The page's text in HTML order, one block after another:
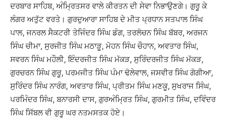
ਦਰਬਾਰ ਸਾਹਿਬ, ਅੰਮ੍ਰਿਤਸਰ ਵਾਲੇ ਕੀਰਤਨ ਦੀ ਸੇਵਾ ਨਿਭਾਉਣਗੇ। ਗੁਰੂ ਕੇ
ਲੰਗਰ ਅਤੁੱਟ ਵਰਤੇ। ਗੁਰਦੁਆਰਾ ਸਾਹਿਬ ਦੇ ਮੀਤ ਪ੍ਰਧਾਨ ਸਤਪਾਲ ਸਿੰਘ
ਪਾਲ, ਜਨਰਲ ਸੈਕਟਰੀ ਤੇਜਿੰਦਰ ਸਿੰਘ ਡੰਗ, ਤਰਲੋਚਨ ਸਿੰਘ ਬੱਬਰ, ਅਰਜਨ
ਸਿੰਘ ਚੀਮਾ, ਸੁਰਜੀਤ ਸਿੰਘ ਮਠਾੜੂ, ਮੋਹਨ ਸਿੰਘ ਚੌਹਾਨ, ਅਵਤਾਰ ਸਿੰਘ,
ਸਵਰਨ ਸਿੰਘ ਮਹੌਲੀ, ਇੰਦਰਜੀਤ ਸਿੰਘ ਮੱਕੜ, ਸੁਰਿੰਦਰਜੀਤ ਸਿੰਘ ਮੱਕੜ,
ਗੁਰਚਰਨ ਸਿੰਘ ਗੁਰੂ, ਪਰਮਜੀਤ ਸਿੰਘ ਪੰਮਾ ਢੋਲੇਵਾਲ, ਜਸਵੀਰ ਸਿੰਘ ਗੋਗੀਆ,
ਸੁਰਿੰਦਰ ਸਿੰਘ ਨਾਰੰਗ, ਅਵਤਾਰ ਸਿੰਘ, ਪ੍ਰੀਤਮ ਸਿੰਘ ਮਣਕੂ, ਸੁਖਰਾਜ ਸਿੰਘ,
ਪਰਮਿੰਦਰ ਸਿੰਘ, ਬਨਾਰਸੀ ਦਾਸ, ਗੁਰਅੰਮ੍ਰਿਤ ਸਿੰਘ, ਗੁਰਮੀਤ ਸਿੰਘ, ਦਵਿੰਦਰ
ਸਿੰਘ ਸਿੱਬਲ ਵੀ ਗੁਰੂ ਘਰ ਨਤਮਸਤਕ ਹੋਏ।